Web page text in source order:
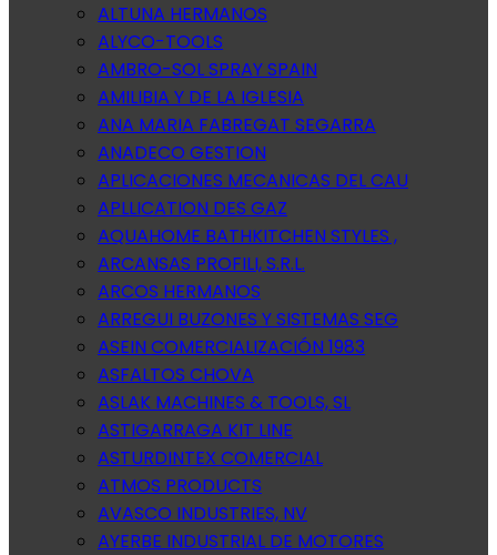
ALTUNA HERMANOS
ALYCO-TOOLS
AMBRO-SOL SPRAY SPAIN
AMILIBIA Y DE LA IGLESIA
ANA MARIA FABREGAT SEGARRA
ANADECO GESTION
APLICACIONES MECANICAS DEL CAU
APLLICATION DES GAZ
AQUAHOME BATHKITCHEN STYLES ,
ARCANSAS PROFILI, S.R.L.
ARCOS HERMANOS
ARREGUI BUZONES Y SISTEMAS SEG
ASEIN COMERCIALIZACIÓN 1983
ASFALTOS CHOVA
ASLAK MACHINES & TOOLS, SL
ASTIGARRAGA KIT LINE
ASTURDINTEX COMERCIAL
ATMOS PRODUCTS
AVASCO INDUSTRIES, NV
AYERBE INDUSTRIAL DE MOTORES